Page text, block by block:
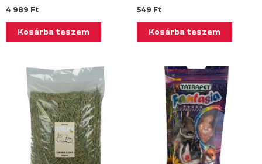
4 989 Ft
Kosárba teszem
549 Ft
Kosárba teszem